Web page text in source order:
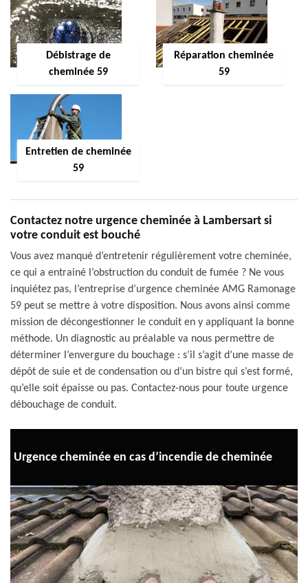
Débistrage de
cheminée 59
Réparation cheminée
59
Entretien de cheminée
59
Contactez notre urgence cheminée à Lambersart si
votre conduit est bouché
Vous avez manqué d’entretenir régulièrement votre cheminée,
ce qui a entrainé l’obstruction du conduit de fumée ? Ne vous
inquiétez pas, l’entreprise d’urgence cheminée AMG Ramonage
59 peut se mettre à votre disposition. Nous avons ainsi comme
mission de décongestionner le conduit en y appliquant la bonne
méthode. Un diagnostic au préalable va nous permettre de
déterminer l’envergure du bouchage : s’il s’agit d’une masse de
dépôt de suie et de condensation ou d’un bistre qui s’est formé,
qu’elle soit épaisse ou pas. Contactez-nous pour toute urgence
débouchage de conduit.
Urgence cheminée en cas d’incendie de cheminée